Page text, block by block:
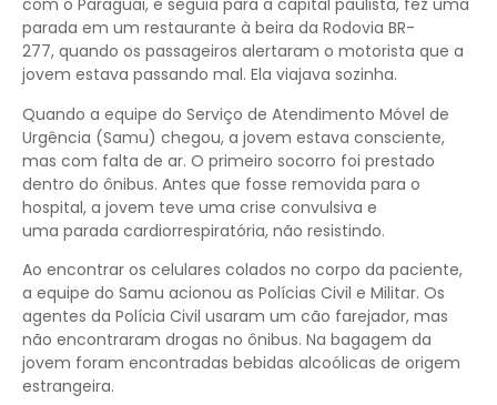
com o Paraguai, e seguia para a capital paulista, fez uma
parada em um restaurante à beira da Rodovia BR-
277, quando os passageiros alertaram o motorista que a
jovem estava passando mal. Ela viajava sozinha.
Quando a equipe do Serviço de Atendimento Móvel de
Urgência (Samu) chegou, a jovem estava consciente,
mas com falta de ar. O primeiro socorro foi prestado
dentro do ônibus. Antes que fosse removida para o
hospital, a jovem teve uma crise convulsiva e
uma parada cardiorrespiratória, não resistindo.
Ao encontrar os celulares colados no corpo da paciente,
a equipe do Samu acionou as Polícias Civil e Militar. Os
agentes da Polícia Civil usaram um cão farejador, mas
não encontraram drogas no ônibus. Na bagagem da
jovem foram encontradas bebidas alcoólicas de origem
estrangeira.